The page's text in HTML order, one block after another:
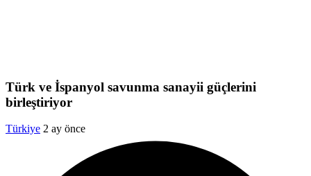
Türk ve İspanyol savunma sanayii güçlerini
birleştiriyor
Türkiye 2 ay önce